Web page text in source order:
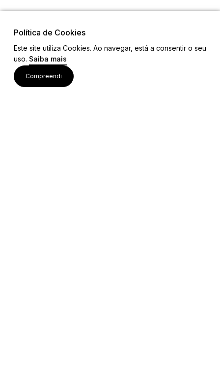
Política de Cookies
Este site utiliza Cookies. Ao navegar, está a consentir o seu
uso. Saiba mais
Compreendi
Links
Ligações Úteis
Contactos